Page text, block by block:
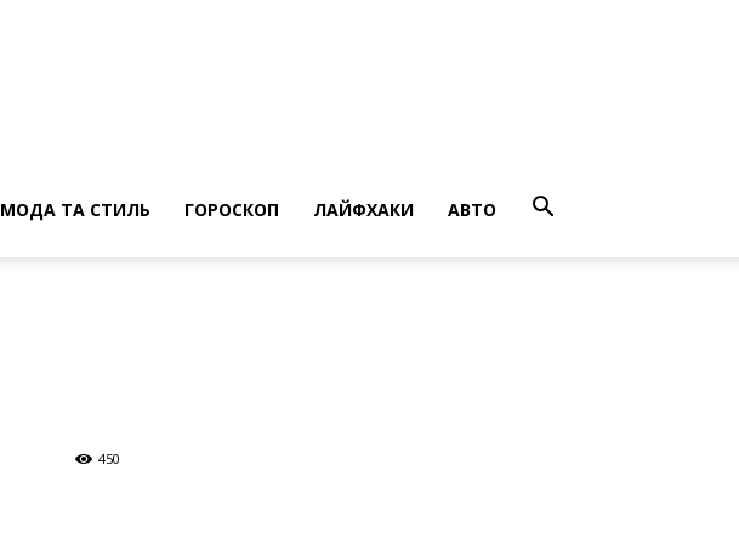
МОДА ТА СТИЛЬ ГОРОСКОП ЛАЙФХАКИ АВТО
450